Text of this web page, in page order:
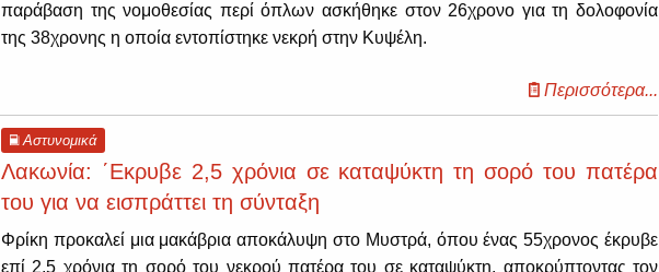
παράβαση της νομοθεσίας περί όπλων ασκήθηκε στον 26χρονο για τη δολοφονία
της 38χρονης η οποία εντοπίστηκε νεκρή στην Κυψέλη.
Περισσότερα...
Αστυνομικά
Λακωνία: ΄Εκρυβε 2,5 χρόνια σε καταψύκτη τη σορό του πατέρα
του για να εισπράττει τη σύνταξη
Φρίκη προκαλεί μια μακάβρια αποκάλυψη στο Μυστρά, όπου ένας 55χρονος έκρυβε
επί 2,5 χρόνια τη σορό του νεκρού πατέρα του σε καταψύκτη, αποκρύπτοντας τον